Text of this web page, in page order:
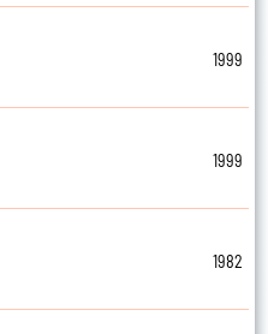
1999
1999
1982